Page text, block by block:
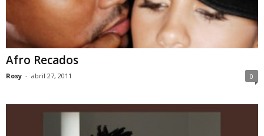
Afro Recados
Rosy - abril 27, 2011 0